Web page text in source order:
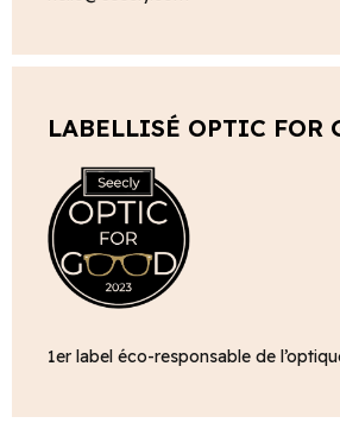
LABELLISÉ OPTIC FOR
1er label éco-responsable de